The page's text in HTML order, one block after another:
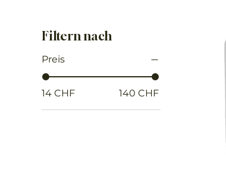
Filtern nach
Preis
14 CHF 140 CHF